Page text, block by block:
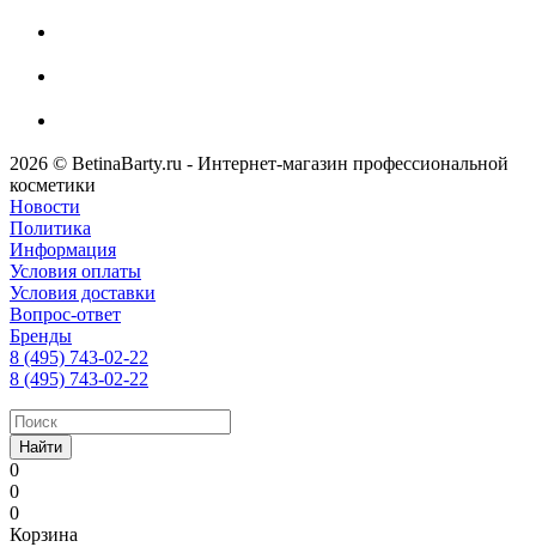
2026 © BetinaBarty.ru - Интернет-магазин профессиональной
косметики
Новости
Политика
Информация
Условия оплаты
Условия доставки
Вопрос-ответ
Бренды
8 (495) 743-02-22
8 (495) 743-02-22
Найти
0
0
0
Корзина